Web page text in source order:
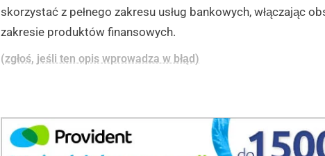
skorzystać z pełnego zakresu usług bankowych, włączając
zakresie produktów finansowych.
(zgłoś, jeśli ten opis wprowadza w błąd)